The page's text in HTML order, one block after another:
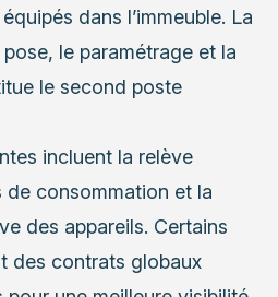
dans l’immeuble. La
le paramétrage et la
le second poste
incluent la relève
de consommation et la
des appareils. Certains
des contrats globaux